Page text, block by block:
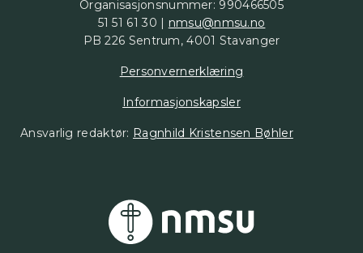
Organisasjonsnummer: 990466505
51 51 61 30 | nmsu@nmsu.no
PB 226 Sentrum, 4001 Stavanger
Personvernerklæring
Informasjonskapsler
Ansvarlig redaktør: Ragnhild Kristensen Bøhler